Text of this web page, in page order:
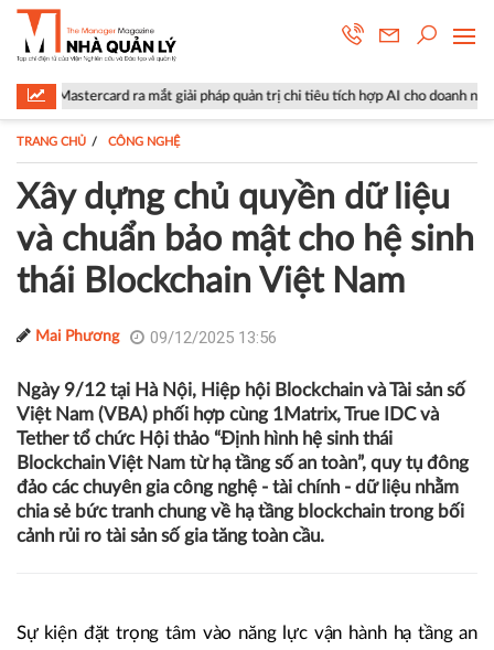
giải pháp quản trị chi tiêu tích hợp AI cho doanh nghiệp Lộ diện
TRANG CHỦ CÔNG NGHỆ
Xây dựng chủ quyền dữ liệu
và chuẩn bảo mật cho hệ sinh
thái Blockchain Việt Nam
Mai Phương 09/12/2025 13:56
Ngày 9/12 tại Hà Nội, Hiệp hội Blockchain và Tài sản số
đảo các chuyên gia công nghệ - tài chính - dữ liệu nhằm